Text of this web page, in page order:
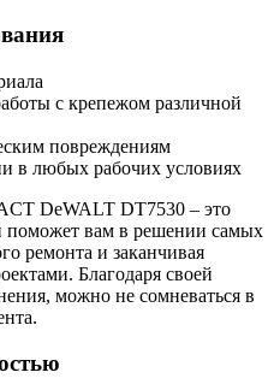
с крепежом различной
повреждениям
в любых рабочих условиях
DeWALT DT7530 – это
вам в решении самых
ремонта и заканчивая
Благодаря своей
можно не сомневаться в